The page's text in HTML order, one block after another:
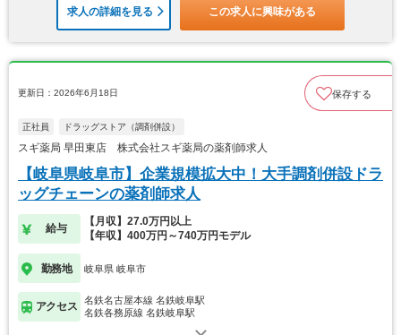
求人の詳細を見る この求人に興味がある
更新日：2026年6月18日 保存する
正社員 ドラッグストア（調剤併設）
スギ薬局 早田東店 株式会社スギ薬局の薬剤師求人
【岐阜県岐阜市】企業規模拡大中！大手調剤併設ドラ
ッグチェーンの薬剤師求人
給与
【月収】27.0万円以上
【年収】400万円～740万円モデル
勤務地 岐阜県 岐阜市
アクセス
名鉄名古屋本線 名鉄岐阜駅
名鉄各務原線 名鉄岐阜駅